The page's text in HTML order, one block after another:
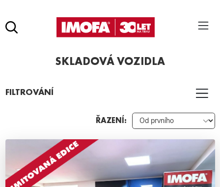
Pro vyhledávání zadejte alespoň 3 znaky.
SKLADOVÁ VOZIDLA
FILTROVÁNÍ
ŘAZENÍ: